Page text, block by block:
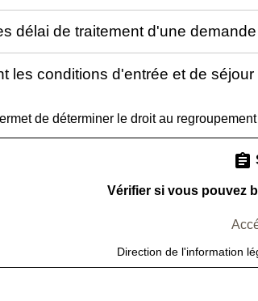
délai de traitement d'une
les conditions d'entrée et de
de déterminer le droit au
assignment
Vérifier si vous pouvez
Direction de l'information